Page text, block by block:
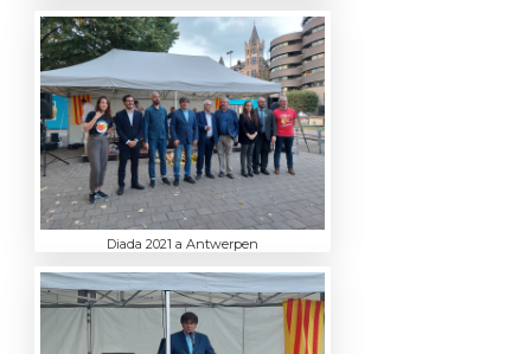
Diada 2021 a Antwerpen